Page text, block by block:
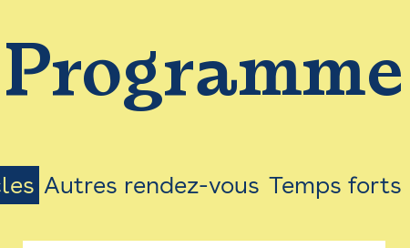
Menu
Programme
Autres rendez-vous Temps forts